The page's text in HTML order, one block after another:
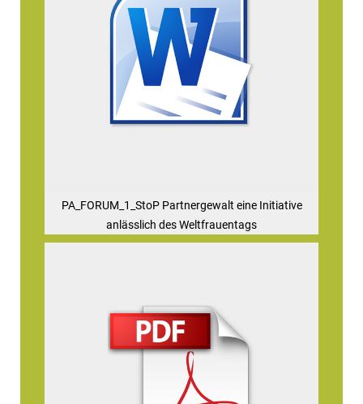
PA_FORUM_1_StoP Partnergewalt eine Initiative
anlässlich des Weltfrauentags